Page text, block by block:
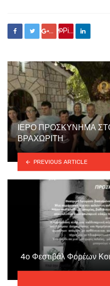
Google +
Pin it
ΙΕΡΟ ΠΡΟΣΚΥΝΗΜΑ
ΒΡΑΧΩΡΙΤΗ
PREVIOUS ARTICLE
4ο Φεστιβάλ Φορέων